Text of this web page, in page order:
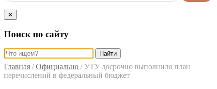
✕
Поиск по сайту
Найти
Главная / Официально / УТУ досрочно выполнило план
перечислений в федеральный бюджет